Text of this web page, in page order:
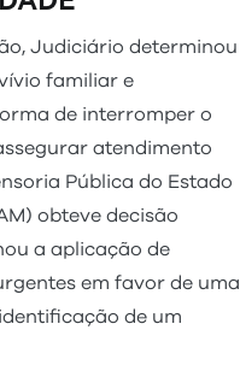
Judiciário determinou
familiar e
de interromper o
atendimento
Pública do Estado
obteve decisão
a aplicação de
em favor de uma
de um